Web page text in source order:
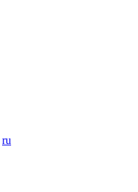
ru